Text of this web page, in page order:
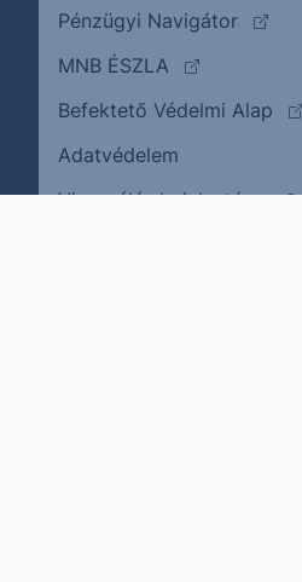
Pénzügyi Navigátor
MNB ÉSZLA
(külső oldalra
Befektető Védelmi Alap
Adatvédelem
Visszaélés bejelentése